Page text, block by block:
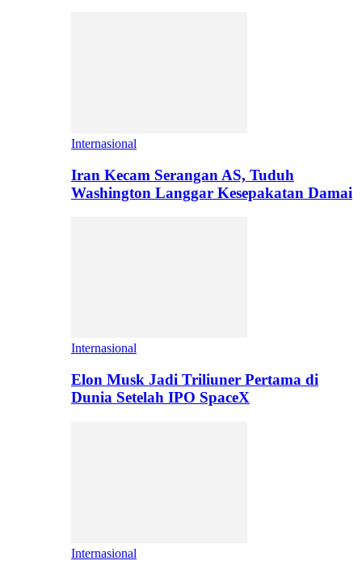
Internasional
Iran Kecam Serangan AS, Tuduh
Washington Langgar Kesepakatan Damai
Internasional
Elon Musk Jadi Triliuner Pertama di
Dunia Setelah IPO SpaceX
Internasional